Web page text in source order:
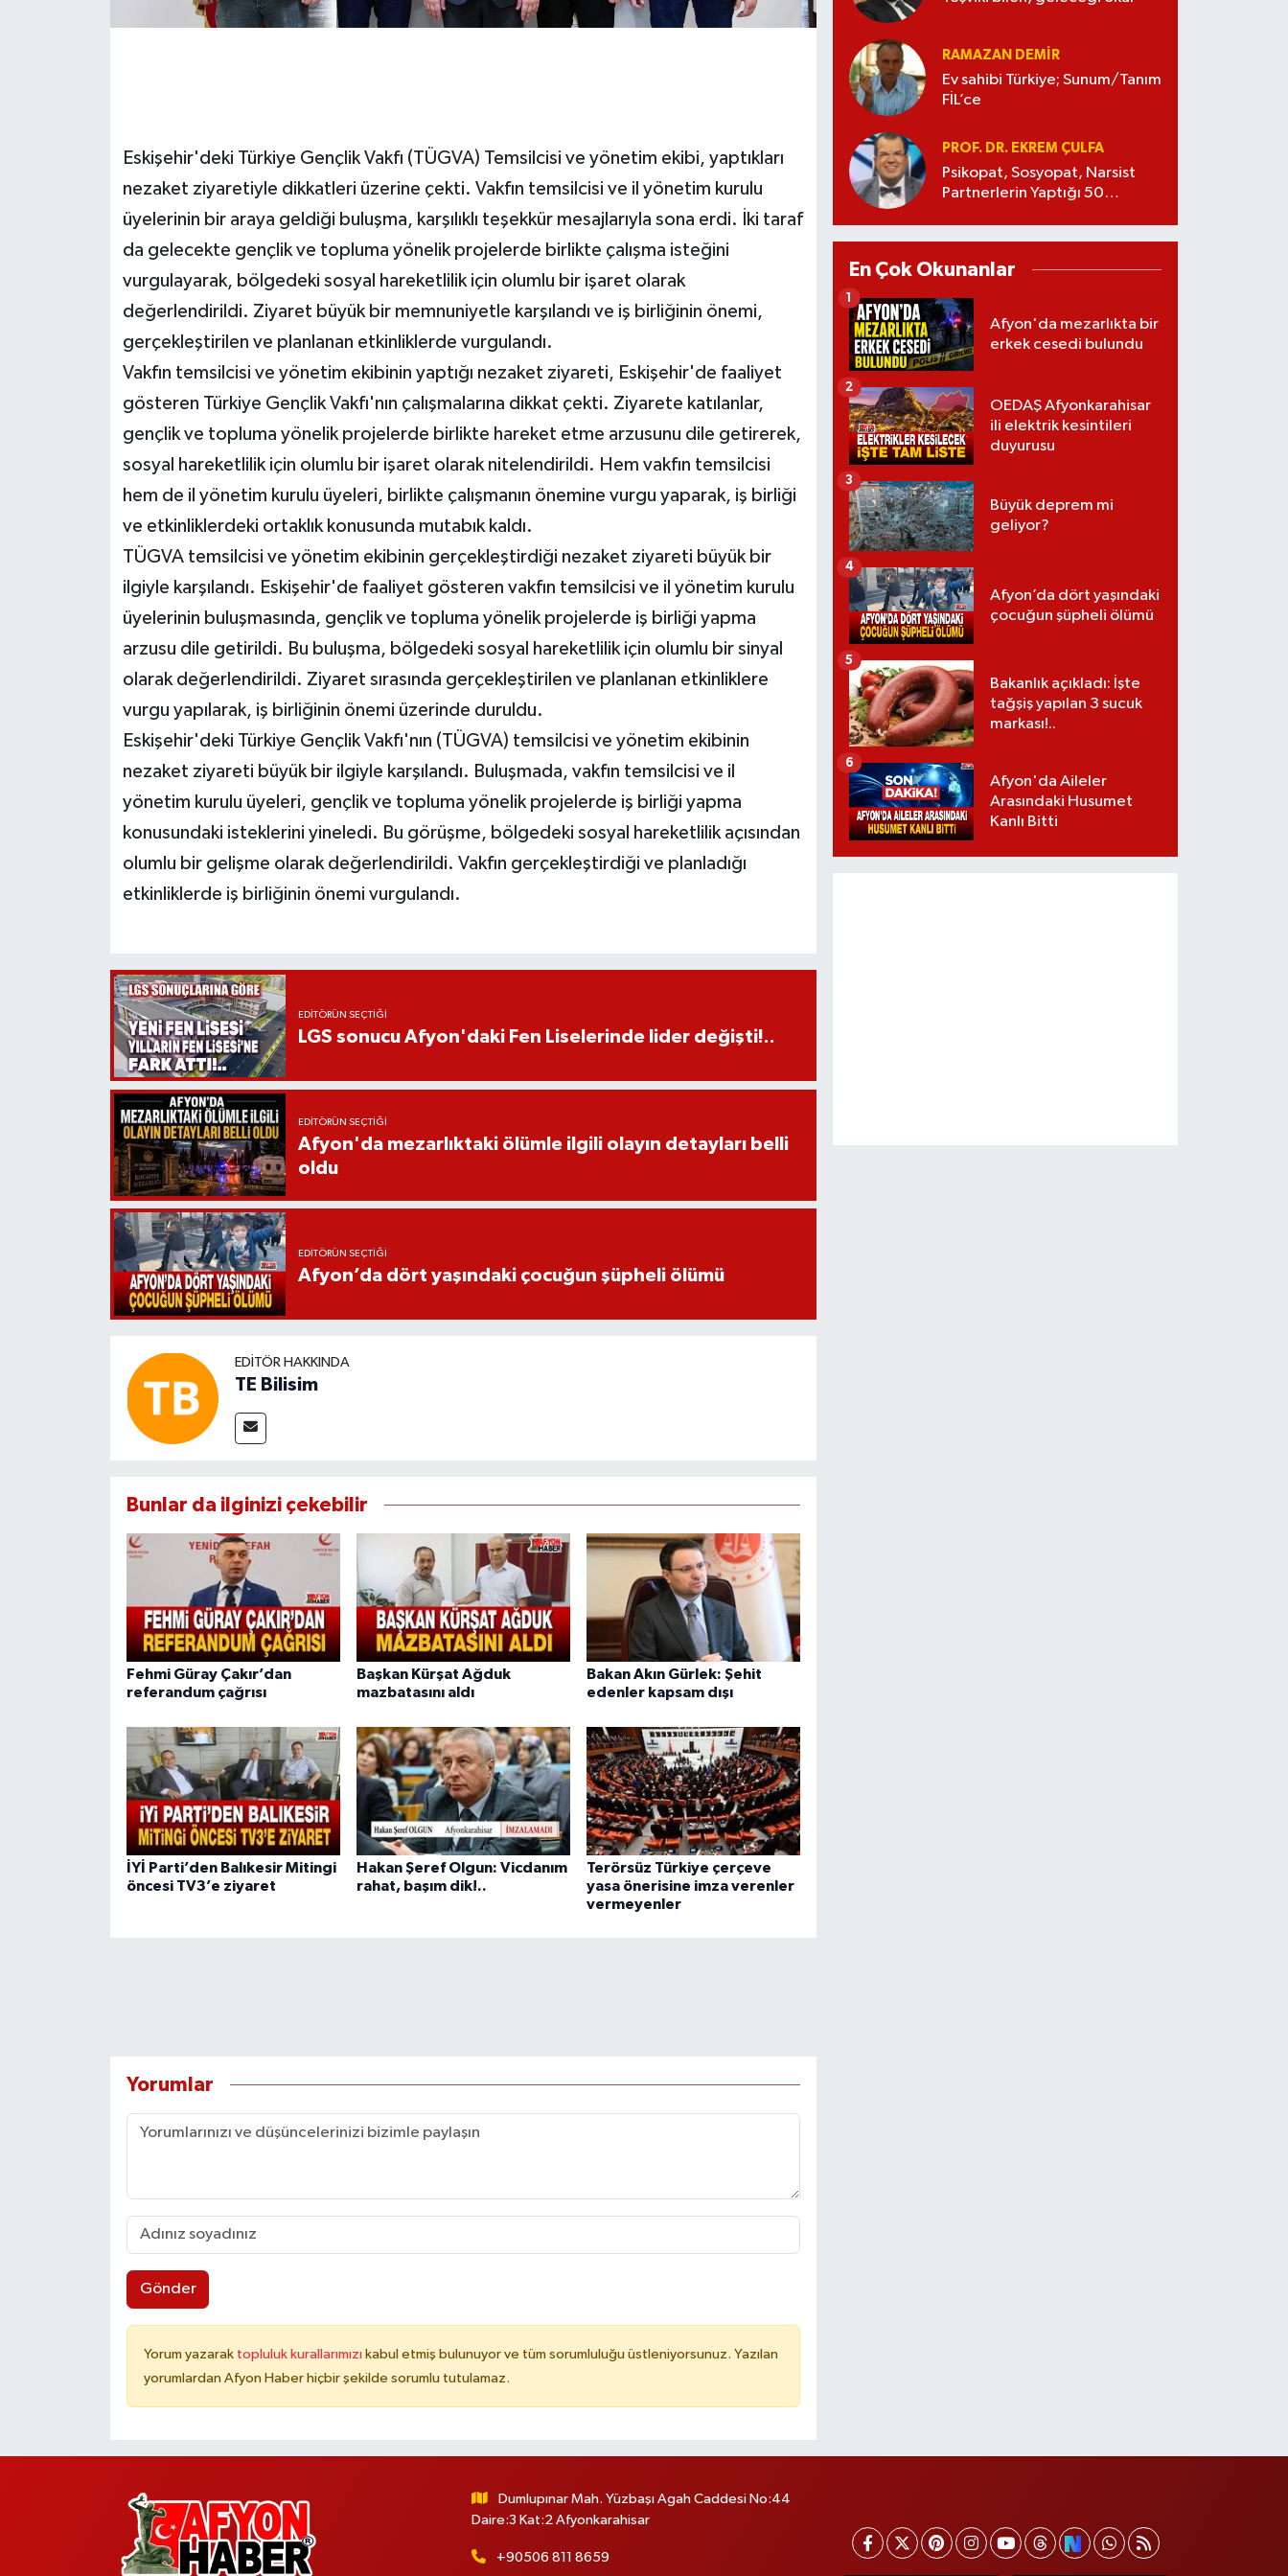
Eskişehir'deki Türkiye Gençlik Vakfı (TÜGVA) Temsilcisi ve yönetim ekibi, yaptıkları
nezaket ziyaretiyle dikkatleri üzerine çekti. Vakfın temsilcisi ve il yönetim kurulu
üyelerinin bir araya geldiği buluşma, karşılıklı teşekkür mesajlarıyla sona erdi. İki taraf
da gelecekte gençlik ve topluma yönelik projelerde birlikte çalışma isteğini
vurgulayarak, bölgedeki sosyal hareketlilik için olumlu bir işaret olarak
değerlendirildi. Ziyaret büyük bir memnuniyetle karşılandı ve iş birliğinin önemi,
gerçekleştirilen ve planlanan etkinliklerde vurgulandı.
Vakfın temsilcisi ve yönetim ekibinin yaptığı nezaket ziyareti, Eskişehir'de faaliyet
gösteren Türkiye Gençlik Vakfı'nın çalışmalarına dikkat çekti. Ziyarete katılanlar,
gençlik ve topluma yönelik projelerde birlikte hareket etme arzusunu dile getirerek,
sosyal hareketlilik için olumlu bir işaret olarak nitelendirildi. Hem vakfın temsilcisi
hem de il yönetim kurulu üyeleri, birlikte çalışmanın önemine vurgu yaparak, iş birliği
ve etkinliklerdeki ortaklık konusunda mutabık kaldı.
TÜGVA temsilcisi ve yönetim ekibinin gerçekleştirdiği nezaket ziyareti büyük bir
ilgiyle karşılandı. Eskişehir'de faaliyet gösteren vakfın temsilcisi ve il yönetim kurulu
üyelerinin buluşmasında, gençlik ve topluma yönelik projelerde iş birliği yapma
arzusu dile getirildi. Bu buluşma, bölgedeki sosyal hareketlilik için olumlu bir sinyal
olarak değerlendirildi. Ziyaret sırasında gerçekleştirilen ve planlanan etkinliklere
vurgu yapılarak, iş birliğinin önemi üzerinde duruldu.
Eskişehir'deki Türkiye Gençlik Vakfı'nın (TÜGVA) temsilcisi ve yönetim ekibinin
nezaket ziyareti büyük bir ilgiyle karşılandı. Buluşmada, vakfın temsilcisi ve il
yönetim kurulu üyeleri, gençlik ve topluma yönelik projelerde iş birliği yapma
konusundaki isteklerini yineledi. Bu görüşme, bölgedeki sosyal hareketlilik açısından
olumlu bir gelişme olarak değerlendirildi. Vakfın gerçekleştirdiği ve planladığı
etkinliklerde iş birliğinin önemi vurgulandı.
EDITÖRÜN SEÇTIĞI
LGS sonucu Afyon'daki Fen Liselerinde lider değişti!..
EDITÖRÜN SEÇTIĞI
Afyon'da mezarlıktaki ölümle ilgili olayın detayları belli
oldu
EDITÖRÜN SEÇTIĞI
Afyon’da dört yaşındaki çocuğun şüpheli ölümü
EDITÖR HAKKINDA
TE Bilisim
Bunlar da ilginizi çekebilir
Fehmi Güray Çakır’dan
referandum çağrısı
Başkan Kürşat Ağduk
mazbatasını aldı
Bakan Akın Gürlek: Şehit
edenler kapsam dışı
İYİ Parti’den Balıkesir Mitingi
öncesi TV3’e ziyaret
Hakan Şeref Olgun: Vicdanım
rahat, başım dik!..
Terörsüz Türkiye çerçeve
yasa önerisine imza verenler
vermeyenler
Yorumlar
Gönder
Yorum yazarak topluluk kurallarımızı kabul etmiş bulunuyor ve tüm sorumluluğu üstleniyorsunuz. Yazılan
yorumlardan Afyon Haber hiçbir şekilde sorumlu tutulamaz.
RAMAZAN DEMİR
Ev sahibi Türkiye; Sunum/Tanım
FİL’ce
PROF. DR. EKREM ÇULFA
Psikopat, Sosyopat, Narsist
Partnerlerin Yaptığı 50
En Çok Okunanlar
Afyon'da mezarlıkta bir
erkek cesedi bulundu
1
OEDAŞ Afyonkarahisar
ili elektrik kesintileri
duyurusu
2
Büyük deprem mi
geliyor?
3
Afyon’da dört yaşındaki
çocuğun şüpheli ölümü
4
Bakanlık açıkladı: İşte
tağşiş yapılan 3 sucuk
markası!..
5
Afyon'da Aileler
Arasındaki Husumet
Kanlı Bitti
6
Dumlupınar Mah. Yüzbaşı Agah Caddesi No:44
Daire:3 Kat:2 Afyonkarahisar
+90506 811 8659